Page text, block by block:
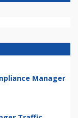
Manager